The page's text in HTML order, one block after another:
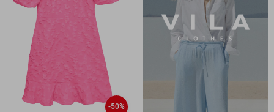
-50%